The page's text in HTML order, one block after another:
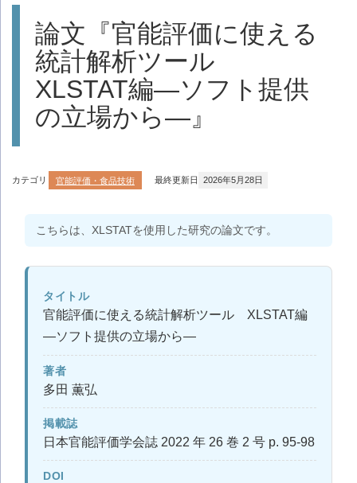
論文『官能評価に使える
統計解析ツール
XLSTAT編—ソフト提供
の立場から—』
カテゴリ 官能評価・食品技術 最終更新日 2026年5月28日
こちらは、XLSTATを使用した研究の論文です。
タイトル
官能評価に使える統計解析ツール XLSTAT編
—ソフト提供の立場から—
著者
多田 薫弘
掲載誌
日本官能評価学会誌 2022 年 26 巻 2 号 p. 95-98
DOI